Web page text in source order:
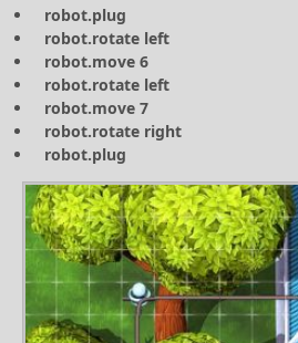
robot.plug
robot.rotate left
robot.move 6
robot.rotate left
robot.move 7
robot.rotate right
robot.plug